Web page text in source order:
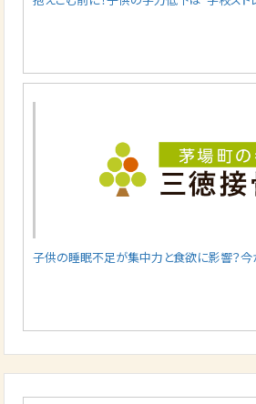
子供の睡眠不足が集中力と食欲に影響？今